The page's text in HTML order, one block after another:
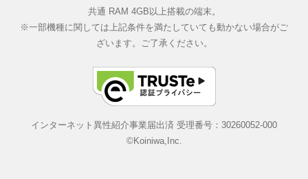
共通 RAM 4GB以上搭載の端末。
※一部機種に関しては上記条件を満たしていても動かない場合がご
ざいます。ご了承ください。
インターネット異性紹介事業届出済 受理番号：30260052-000
©Koiniwa,Inc.